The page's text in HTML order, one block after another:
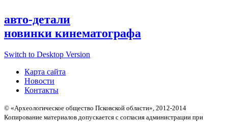
авто-детали
новинки кинематографа
Switch to Desktop Version
Карта сайта
Новости
Контакты
© «Археологическое общество Псковской области», 2012-2014
Копирование материалов допускается с согласия администрации при